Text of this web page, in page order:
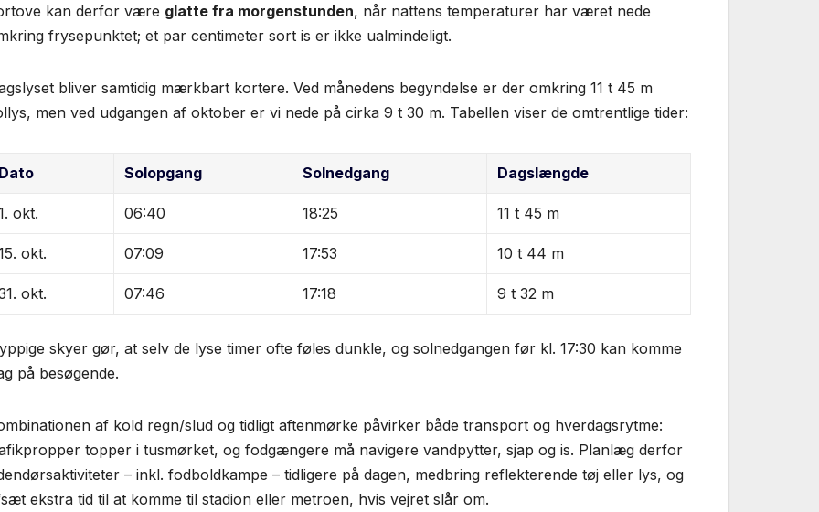
kan derfor være glatte fra morgenstunden, når nattens temperaturer har været nede
frysepunktet; et par centimeter sort is er ikke ualmindeligt.
bliver samtidig mærkbart kortere. Ved månedens begyndelse er der omkring 11 t 45 m
men ved udgangen af oktober er vi nede på cirka 9 t 30 m. Tabellen viser de omtrentlige tider:
Dato Solopgang Solnedgang Dagslængde
okt. 06:40 18:25 11 t 45 m
okt. 07:09 17:53 10 t 44 m
okt. 07:46 17:18 9 t 32 m
skyer gør, at selv de lyse timer ofte føles dunkle, og solnedgangen før kl. 17:30 kan komme
på besøgende.
af kold regn/slud og tidligt aftenmørke påvirker både transport og hverdagsrytme:
topper i tusmørket, og fodgængere må navigere vandpytter, sjap og is. Planlæg derfor
– inkl. fodboldkampe – tidligere på dagen, medbring reflekterende tøj eller lys, og
ekstra tid til at komme til stadion eller metroen, hvis vejret slår om.